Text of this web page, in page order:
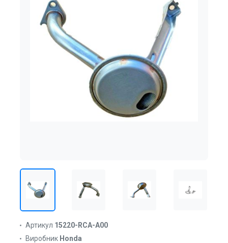
Артикул 15220-RCA-A00
Виробник Honda